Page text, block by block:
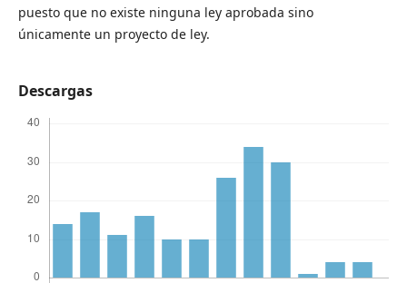
puesto que no existe ninguna ley aprobada sino
únicamente un proyecto de ley.
Descargas